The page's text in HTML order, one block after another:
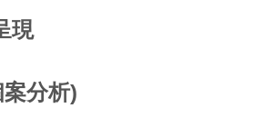
現
分析)